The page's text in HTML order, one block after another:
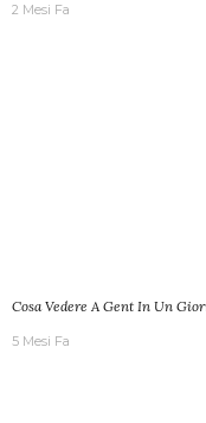
2 Mesi Fa
Cosa Vedere A Gent In Un
5 Mesi Fa